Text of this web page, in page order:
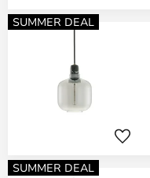
SUMMER DEAL
SUMMER DEAL